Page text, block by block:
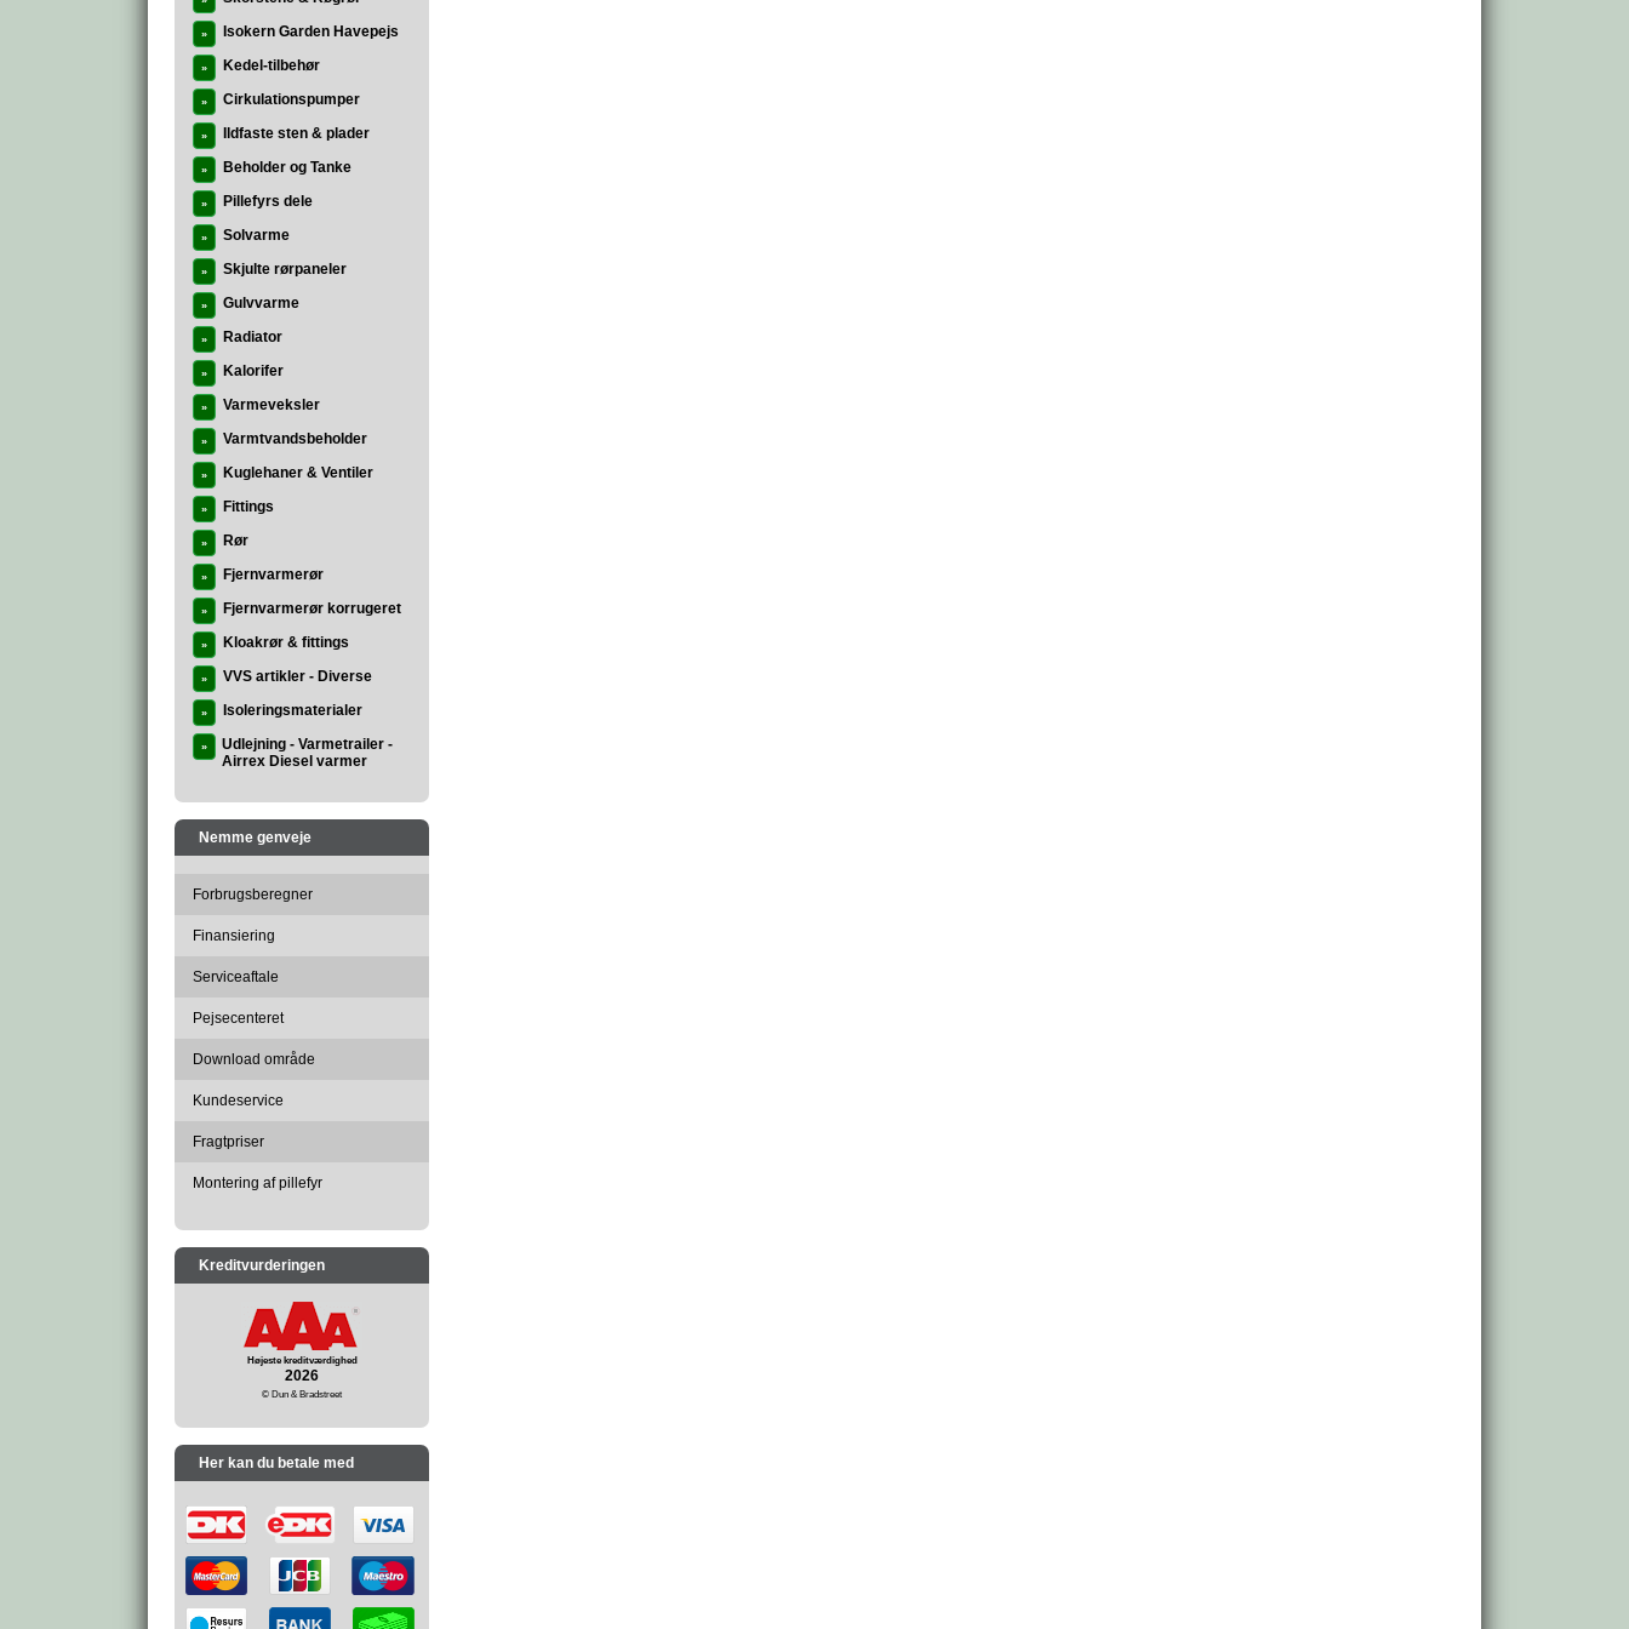
» Isokern Garden Havepejs
» Kedel-tilbehør
» Cirkulationspumper
» Ildfaste sten & plader
» Beholder og Tanke
» Pillefyrs dele
» Solvarme
» Skjulte rørpaneler
» Gulvvarme
» Radiator
» Kalorifer
» Varmeveksler
» Varmtvandsbeholder
» Kuglehaner & Ventiler
» Fittings
» Rør
» Fjernvarmerør
» Fjernvarmerør korrugeret
» Kloakrør & fittings
» VVS artikler - Diverse
» Isoleringsmaterialer
»
Udlejning - Varmetrailer -
Airrex Diesel varmer
Nemme genveje
Forbrugsberegner
Finansiering
Serviceaftale
Pejsecenteret
Download område
Kundeservice
Fragtpriser
Montering af pillefyr
Kreditvurderingen
Højeste kreditværdighed
2026
© Dun & Bradstreet
Her kan du betale med